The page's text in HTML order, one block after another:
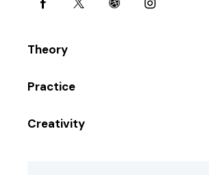
Theory
Practice
Creativity